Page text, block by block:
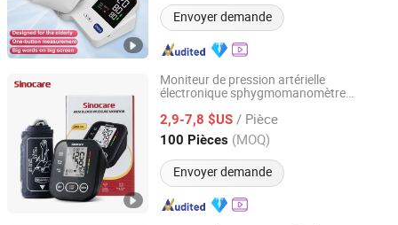
Envoyer demande
Moniteur de pression artérielle
électronique sphygmomanomètre
moniteur de pression artérielle
automatique
2,9-7,8 $US / Pièce
100 Pièces (MOQ)
Envoyer demande
Changsha Sinocare Inc.
Hunan, China Depuis 2023